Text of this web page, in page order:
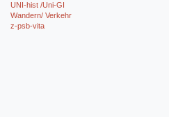
UNI-hist /Uni-GI
Wandern/ Verkehr
z-psb-vita